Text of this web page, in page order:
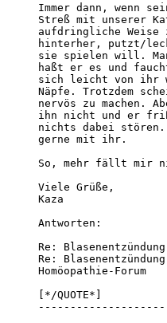
Immer dann, wenn
Streß mit unserer
aufdringliche
hinterher, putzt/
sie spielen will.
haßt er es und
sich leicht von ihr
Näpfe. Trotzdem
nervös zu machen.
ihn nicht und er
nichts dabei
gerne mit ihr.
So, mehr fällt mir
Viele Grüße,
Kaza
Antworten:
Re:
Re:
[*/QUOTE*]